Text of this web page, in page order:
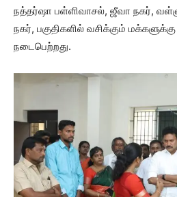
நத்தர்ஷா பள்ளிவாசல், ஜீவா நகர்,
நகர், பகுதிகளில் வசிக்கும்
நடைபெற்றது.